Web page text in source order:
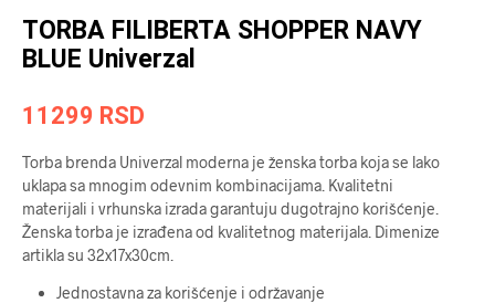
TORBA FILIBERTA SHOPPER NAVY
BLUE Univerzal
11299 RSD
Torba brenda Univerzal moderna je ženska torba koja se lako
uklapa sa mnogim odevnim kombinacijama. Kvalitetni
materijali i vrhunska izrada garantuju dugotrajno korišćenje.
Ženska torba je izrađena od kvalitetnog materijala. Dimenize
artikla su 32x17x30cm.
Jednostavna za korišćenje i održavanje